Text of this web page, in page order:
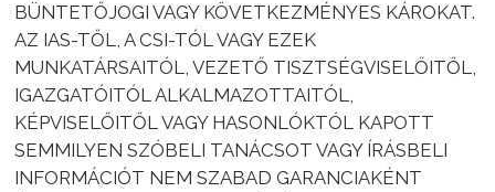
BÜNTETŐJOGI VAGY KÖVETKEZMÉNYES KÁROKAT.
AZ IAS-TŐL, A CSI-TÓL VAGY EZEK
MUNKATÁRSAITÓL, VEZETŐ TISZTSÉGVISELŐITŐL,
IGAZGATÓITÓL ALKALMAZOTTAITÓL,
KÉPVISELŐITŐL VAGY HASONLÓKTÓL KAPOTT
SEMMILYEN SZÓBELI TANÁCSOT VAGY ÍRÁSBELI
INFORMÁCIÓT NEM SZABAD GARANCIAKÉNT